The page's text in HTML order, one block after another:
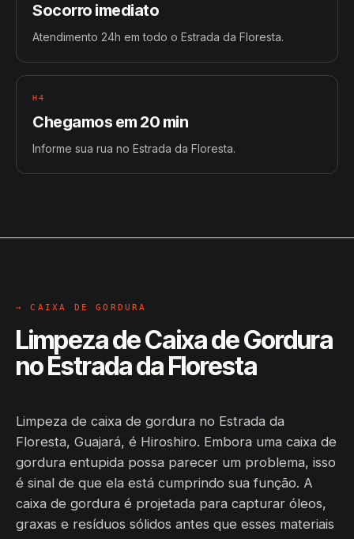
Socorro imediato
Atendimento 24h em todo o Estrada da Floresta.
H4
Chegamos em 20 min
Informe sua rua no Estrada da Floresta.
→ CAIXA DE GORDURA
Limpeza de Caixa de Gordura
no Estrada da Floresta
Limpeza de caixa de gordura no Estrada da
Floresta, Guajará, é Hiroshiro. Embora uma caixa de
gordura entupida possa parecer um problema, isso
é sinal de que ela está cumprindo sua função. A
caixa de gordura é projetada para capturar óleos,
graxas e resíduos sólidos antes que esses materiais